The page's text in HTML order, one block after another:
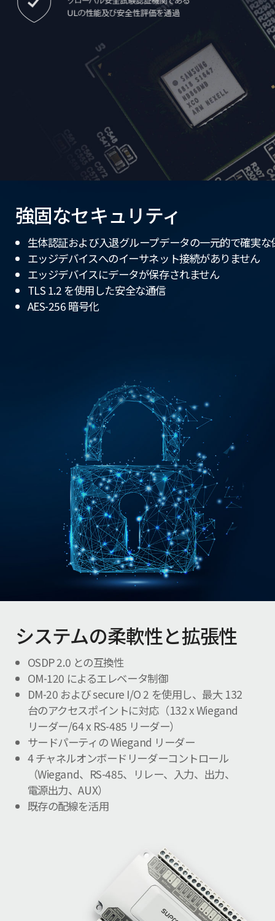
強固なセキュリティ
生体認証および入退グループデータの一元的で確実な
エッジデバイスへのイーサネット接続がありません
エッジデバイスにデータが保存されません
TLS 1.2 を使用した安全な通信
AES-256 暗号化
システムの柔軟性と拡張性
OSDP 2.0 との互換性
OM-120 によるエレベータ制御
DM-20 および secure I/O 2 を使用し、最大 132
台のアクセスポイントに対応（132 x Wiegand
リーダー/64 x RS-485 リーダー）
サードパーティの Wiegand リーダー
4 チャネルオンボードリーダーコントロール
（Wiegand、RS-485、リレー、入力、出力、
電源出力、AUX）
既存の配線を活用